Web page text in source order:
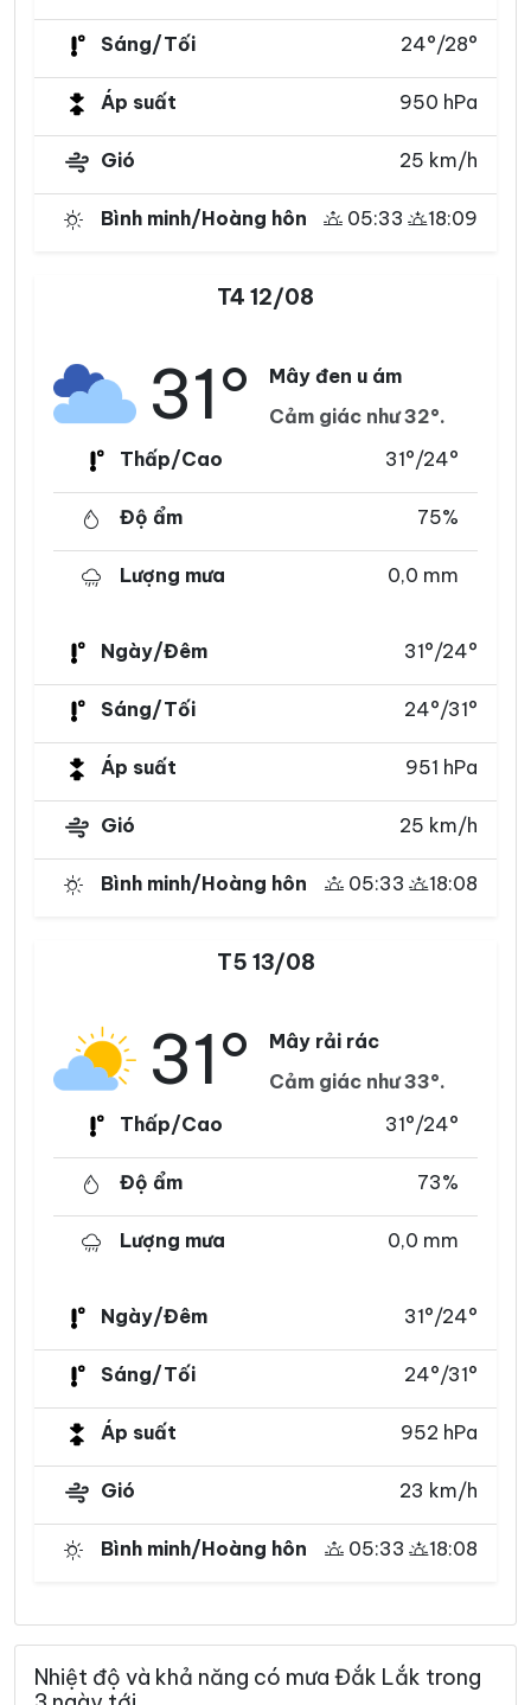
Sáng/Tối 24°/28°
Áp suất 950 hPa
Gió 25 km/h
Bình minh/Hoàng hôn 05:33 18:09
T4 12/08
31°
Mây đen u ám
Cảm giác như 32°.
Thấp/Cao
31°/24°
Độ ẩm 75%
Lượng mưa 0,0 mm
Ngày/Đêm 31°/24°
Sáng/Tối 24°/31°
Áp suất 951 hPa
Gió 25 km/h
Bình minh/Hoàng hôn 05:33 18:08
T5 13/08
31°
Mây rải rác
Cảm giác như 33°.
Thấp/Cao
31°/24°
Độ ẩm 73%
Lượng mưa 0,0 mm
Ngày/Đêm 31°/24°
Sáng/Tối 24°/31°
Áp suất 952 hPa
Gió 23 km/h
Bình minh/Hoàng hôn 05:33 18:08
Nhiệt độ và khả năng có mưa Đắk Lắk trong